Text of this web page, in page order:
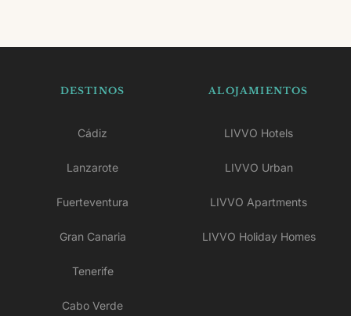
DESTINOS
Cádiz
Lanzarote
Fuerteventura
Gran Canaria
Tenerife
Cabo Verde
ALOJAMIENTOS
LIVVO Hotels
LIVVO Urban
LIVVO Apartments
LIVVO Holiday Homes